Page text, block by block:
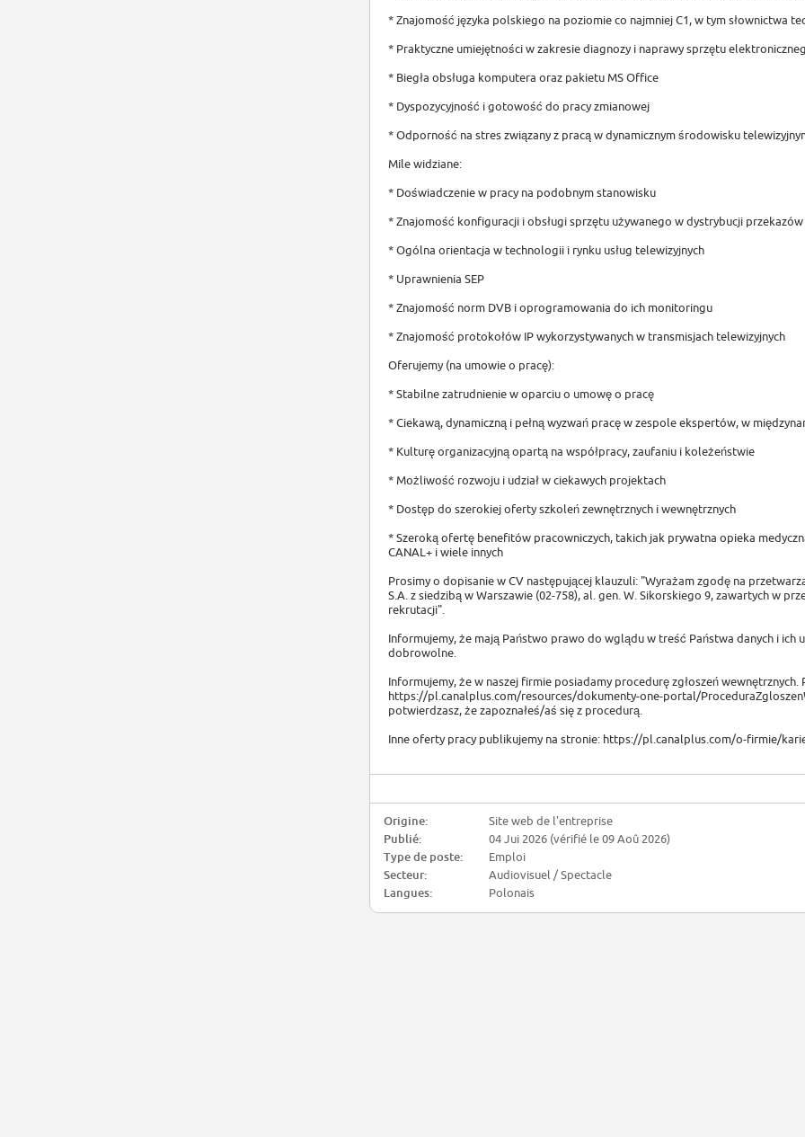
* Znajomość języka polskiego na poziomie co najmniej C1, w tym słownictwa
* Praktyczne umiejętności w zakresie diagnozy i naprawy sprzętu
* Biegła obsługa komputera oraz pakietu MS Office
* Dyspozycyjność i gotowość do pracy zmianowej
* Odporność na stres związany z pracą w dynamicznym środowisku
Mile widziane:
* Doświadczenie w pracy na podobnym stanowisku
* Znajomość konfiguracji i obsługi sprzętu używanego w dystrybucji
* Ogólna orientacja w technologii i rynku usług telewizyjnych
* Uprawnienia SEP
* Znajomość norm DVB i oprogramowania do ich monitoringu
* Znajomość protokołów IP wykorzystywanych w transmisjach telewizyjnych
Oferujemy (na umowie o pracę):
* Stabilne zatrudnienie w oparciu o umowę o pracę
* Ciekawą, dynamiczną i pełną wyzwań pracę w zespole ekspertów, w
* Kulturę organizacyjną opartą na współpracy, zaufaniu i koleżeństwie
* Możliwość rozwoju i udział w ciekawych projektach
* Dostęp do szerokiej oferty szkoleń zewnętrznych i wewnętrznych
* Szeroką ofertę benefitów pracowniczych, takich jak prywatna opieka
CANAL+ i wiele innych
Prosimy o dopisanie w CV następującej klauzuli: "Wyrażam zgodę na
S.A. z siedzibą w Warszawie (02-758), al. gen. W. Sikorskiego 9, zawartych w
rekrutacji".
Informujemy, że mają Państwo prawo do wglądu w treść Państwa danych i ich
dobrowolne.
Informujemy, że w naszej firmie posiadamy procedurę zgłoszeń
https://pl.canalplus.com/resources/dokumenty-one-portal/
potwierdzasz, że zapoznałeś/aś się z procedurą.
Inne oferty pracy publikujemy na stronie: https://pl.canalplus.com/o-firmie/
Origine:
Site web de l'entreprise
Publié:
04 Jui 2026 (vérifié le 09 Aoû 2026)
Type de poste:
Emploi
Secteur:
Audiovisuel / Spectacle
Langues:
Polonais